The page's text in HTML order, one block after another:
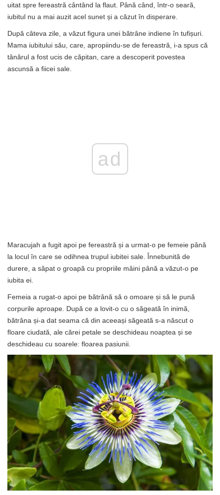
uitat spre fereastră cântând la flaut. Până când, într-o seară,
iubitul nu a mai auzit acel sunet și a căzut în disperare.
După câteva zile, a văzut figura unei bătrâne indiene în tufișuri.
Mama iubitului său, care, apropiindu-se de fereastră, i-a spus că
tânărul a fost ucis de căpitan, care a descoperit povestea
ascunsă a fiicei sale.
ad
Maracujah a fugit apoi pe fereastră și a urmat-o pe femeie până
la locul în care se odihnea trupul iubitei sale. Înnebunită de
durere, a săpat o groapă cu propriile mâini până a văzut-o pe
iubita ei.
Femeia a rugat-o apoi pe bătrână să o omoare și să le pună
corpurile aproape. După ce a lovit-o cu o săgeată în inimă,
bătrâna și-a dat seama că din aceeași săgeată s-a născut o
floare ciudată, ale cărei petale se deschideau noaptea și se
deschideau cu soarele: floarea pasiunii.